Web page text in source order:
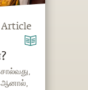
Article
ஆனால்,